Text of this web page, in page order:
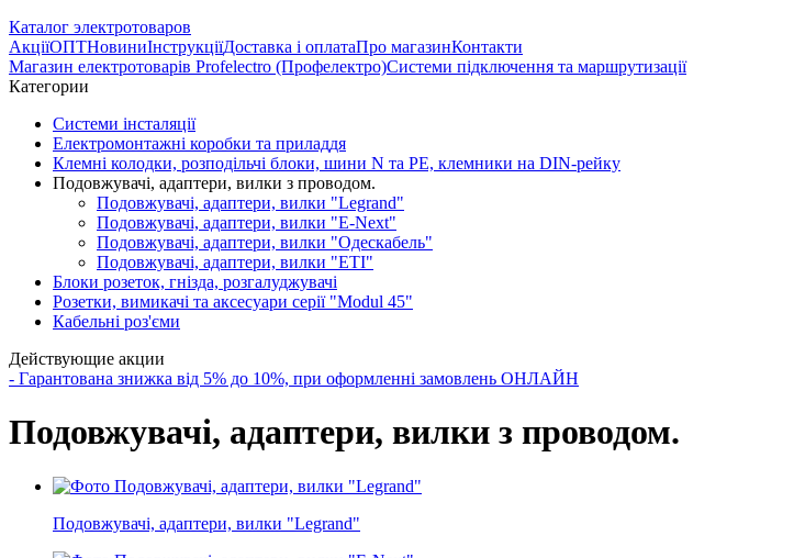
Каталог электротоваров
АкціїОПТНовиниІнструкціїДоставка і оплатаПро магазинКонтакти
Магазин електротоварів Profelectro (Профелектро)Системи підключення та маршрутизації
Категории
Системи інсталяції
Електромонтажні коробки та приладдя
Клемні колодки, розподільчі блоки, шини N та PE, клемники на DIN-рейку
Подовжувачі, адаптери, вилки з проводом.
Подовжувачі, адаптери, вилки "Legrand"
Подовжувачі, адаптери, вилки "E-Next"
Подовжувачі, адаптери, вилки "Одескабель"
Подовжувачі, адаптери, вилки "ЕТІ"
Блоки розеток, гнізда, розгалуджувачі
Розетки, вимикачі та аксесуари серії "Modul 45"
Кабельні роз'єми
Действующие акции
- Гарантована знижка від 5% до 10%, при оформленні замовлень ОНЛАЙН
Подовжувачі, адаптери, вилки з проводом.
Подовжувачі, адаптери, вилки "Legrand"